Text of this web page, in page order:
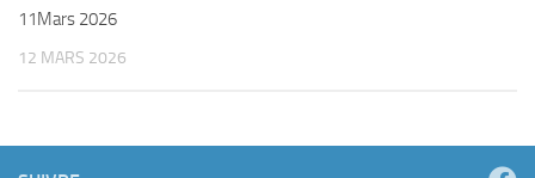
11Mars 2026
12 MARS 2026